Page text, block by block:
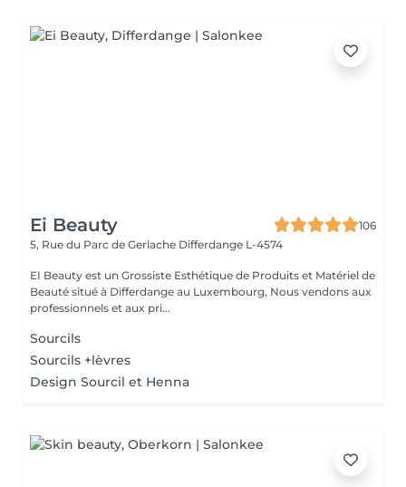
Ei Beauty
106
5, Rue du Parc de Gerlache Differdange L-4574
EI Beauty est un Grossiste Esthétique de Produits et Matériel de
Beauté situé à Differdange au Luxembourg, Nous vendons aux
professionnels et aux pri...
Sourcils
Sourcils +lèvres
Design Sourcil et Henna